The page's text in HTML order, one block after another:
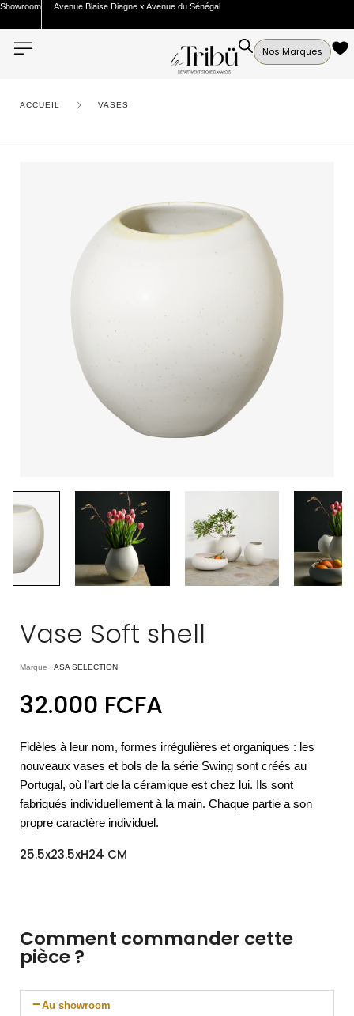
Showroom Avenue Blaise Diagne x Avenue du Sénégal
Nos Marques
ACCUEIL VASES
Vase Soft shell
Marque : ASA SELECTION
32.000 FCFA
Fidèles à leur nom, formes irrégulières et organiques : les
nouveaux vases et bols de la série Swing sont créés au
Portugal, où l’art de la céramique est chez lui. Ils sont
fabriqués individuellement à la main. Chaque partie a son
propre caractère individuel.
25.5x23.5xH24 CM
Comment commander cette
pièce ?
Au showroom